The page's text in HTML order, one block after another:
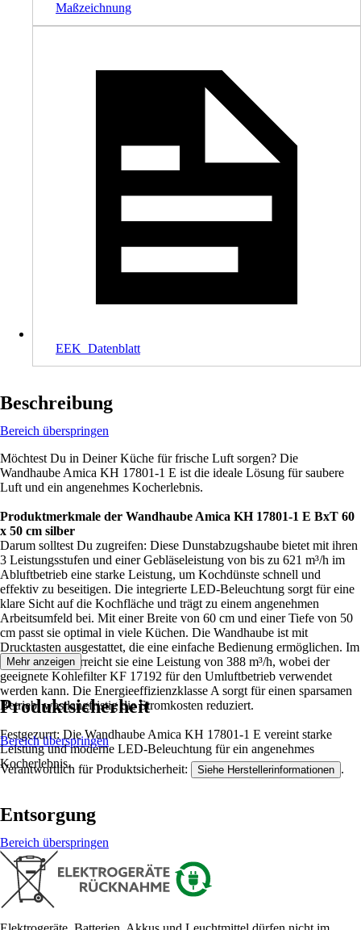
Maßzeichnung
EEK_Datenblatt
Beschreibung
Bereich überspringen
Möchtest Du in Deiner Küche für frische Luft sorgen? Die
Wandhaube Amica KH 17801-1 E ist die ideale Lösung für saubere
Luft und ein angenehmes Kocherlebnis.
Produktmerkmale der Wandhaube Amica KH 17801-1 E BxT 60
x 50 cm silber
Darum solltest Du zugreifen: Diese Dunstabzugshaube bietet mit ihren
3 Leistungsstufen und einer Gebläseleistung von bis zu 621 m³/h im
Abluftbetrieb eine starke Leistung, um Kochdünste schnell und
effektiv zu beseitigen. Die integrierte LED-Beleuchtung sorgt für eine
klare Sicht auf die Kochfläche und trägt zu einem angenehmen
Arbeitsumfeld bei. Mit einer Breite von 60 cm und einer Tiefe von 50
cm passt sie optimal in viele Küchen. Die Wandhaube ist mit
Drucktasten ausgestattet, die eine einfache Bedienung ermöglichen. Im
Umluftbetrieb erreicht sie eine Leistung von 388 m³/h, wobei der
geeignete Kohlefilter KF 17192 für den Umluftbetrieb verwendet
werden kann. Die Energieeffizienzklasse A sorgt für einen sparsamen
Betrieb, was langfristig die Stromkosten reduziert.
Festgezurrt: Die Wandhaube Amica KH 17801-1 E vereint starke
Leistung und moderne LED-Beleuchtung für ein angenehmes
Kocherlebnis.
Mehr anzeigen
Produktsicherheit
Bereich überspringen
Verantwortlich für Produktsicherheit: Siehe Herstellerinformationen .
Entsorgung
Bereich überspringen